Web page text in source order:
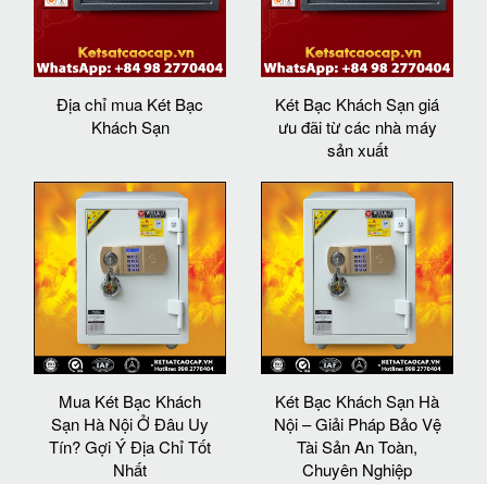
Địa chỉ mua Két Bạc
Khách Sạn
Két Bạc Khách Sạn giá
ưu đãi từ các nhà máy
sản xuất
Mua Két Bạc Khách
Sạn Hà Nội Ở Đâu Uy
Tín? Gợi Ý Địa Chỉ Tốt
Nhất
Két Bạc Khách Sạn Hà
Nội – Giải Pháp Bảo Vệ
Tài Sản An Toàn,
Chuyên Nghiệp